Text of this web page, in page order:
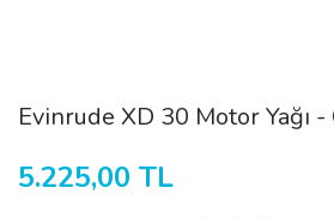
Evinrude XD 30 Motor Yağı -
5.225,00 TL